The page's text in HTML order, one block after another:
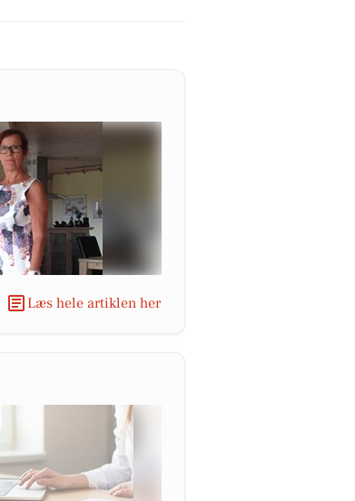
Læs hele artiklen her